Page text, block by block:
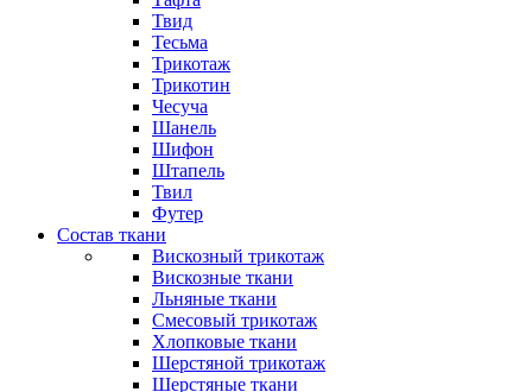
Твид
Тесьма
Трикотаж
Трикотин
Чесуча
Шанель
Шифон
Штапель
Твил
Футер
Состав ткани
Вискозный трикотаж
Вискозные ткани
Льняные ткани
Смесовый трикотаж
Хлопковые ткани
Шерстяной трикотаж
Шерстяные ткани